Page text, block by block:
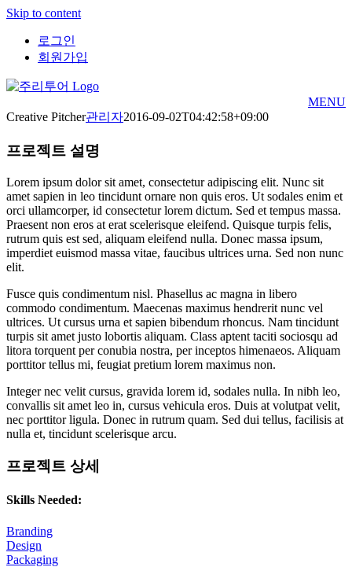
Skip to content
로그인
회원가입
MENU
Creative Pitcher관리자2016-09-02T04:42:58+09:00
프로젝트 설명
Lorem ipsum dolor sit amet, consectetur adipiscing elit. Nunc sit
amet sapien in leo tincidunt ornare non quis eros. Ut sodales enim et
orci ullamcorper, id consectetur lorem dictum. Sed et tempus massa.
Praesent non eros at erat scelerisque eleifend. Quisque turpis felis,
rutrum quis est sed, aliquam eleifend nulla. Donec massa ipsum,
imperdiet euismod massa vitae, faucibus ultrices urna. Sed non nunc
elit.
Fusce quis condimentum nisl. Phasellus ac magna in libero
commodo condimentum. Maecenas maximus hendrerit nunc vel
ultrices. Ut cursus urna et sapien bibendum rhoncus. Nam tincidunt
turpis sit amet justo lobortis aliquam. Class aptent taciti sociosqu ad
litora torquent per conubia nostra, per inceptos himenaeos. Aliquam
porttitor tellus mi, feugiat pretium lorem maximus non.
Integer nec velit cursus, gravida lorem id, sodales nulla. In nibh leo,
convallis sit amet leo in, cursus vehicula eros. Duis at volutpat velit,
nec porttitor ligula. Donec in rutrum quam. Sed dui tellus, facilisis at
nulla et, tincidunt scelerisque arcu.
프로젝트 상세
Skills Needed:
Branding
Design
Packaging